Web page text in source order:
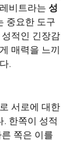
비트라는 성
중요한 도구
적인 긴장감
매력을 느끼
.
서로에 대한
. 한쪽이 성적
쪽은 이를